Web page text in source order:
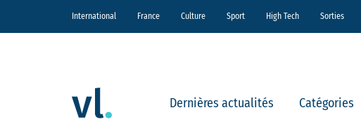
International France Culture Sport High Tech Sorties
Dernières actualités Catégories